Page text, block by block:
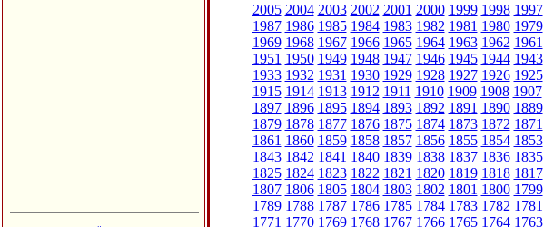
2005 2004 2003 2002 2001 2000 1999 1998 1997
1987 1986 1985 1984 1983 1982 1981 1980 1979
1969 1968 1967 1966 1965 1964 1963 1962 1961
1951 1950 1949 1948 1947 1946 1945 1944 1943
1933 1932 1931 1930 1929 1928 1927 1926 1925
1915 1914 1913 1912 1911 1910 1909 1908 1907
1897 1896 1895 1894 1893 1892 1891 1890 1889
1879 1878 1877 1876 1875 1874 1873 1872 1871
1861 1860 1859 1858 1857 1856 1855 1854 1853
1843 1842 1841 1840 1839 1838 1837 1836 1835
1825 1824 1823 1822 1821 1820 1819 1818 1817
1807 1806 1805 1804 1803 1802 1801 1800 1799
1789 1788 1787 1786 1785 1784 1783 1782 1781
1771 1770 1769 1768 1767 1766 1765 1764 1763